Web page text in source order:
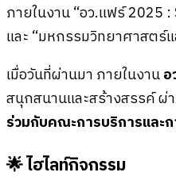
ภายในงาน “อว.แฟร์ 2025 :
และ “มหกรรมวิทยาศาสตร์
เมื่อวันที่ผ่านมา ภายในงาน
สนุกสนานและสร้างสรรค์ ผ่
ร่วมกับคณะการบริการและ
🌟 ไฮไลท์กิจกรรม